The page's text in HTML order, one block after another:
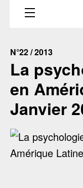
N°22 / 2013
La
en
Janvier